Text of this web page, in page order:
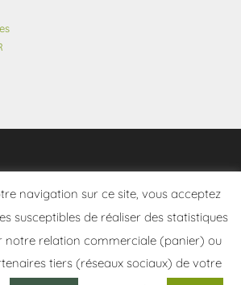
navigation sur ce site, vous acceptez
susceptibles de réaliser des statistiques
notre relation commerciale (panier) ou
tiers (réseaux sociaux) de votre